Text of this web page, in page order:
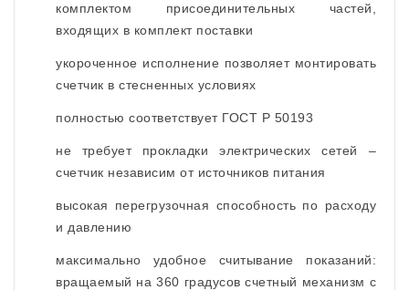
комплектом присоединительных частей,
входящих в комплект поставки
укороченное исполнение позволяет монтировать
счетчик в стесненных условиях
полностью соответствует ГОСТ Р 50193
не требует прокладки электрических сетей –
счетчик независим от источников питания
высокая перегрузочная способность по расходу
и давлению
максимально удобное считывание показаний:
вращаемый на 360 градусов счетный механизм с